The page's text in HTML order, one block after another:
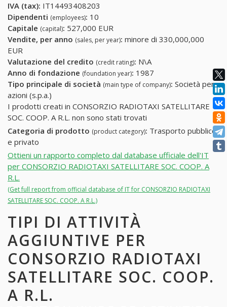
IVA (tax): IT14493408203
Dipendenti (employees): 10
Capitale (capital): 527,000 EUR
Vendite, per anno (sales, per year): minore di 330,000,000
EUR
Valutazione del credito (credit rating): N\A
Anno di fondazione (foundation year): 1987
Tipo principale di società (main type of company): Società per
azioni (s.p.a.)
I prodotti creati in CONSORZIO RADIOTAXI SATELLITARE
SOC. COOP. A R.L. non sono stati trovati
Categoria di prodotto (product category): Trasporto pubblico
e privato
Ottieni un rapporto completo dal database ufficiale dell'IT
per CONSORZIO RADIOTAXI SATELLITARE SOC. COOP. A
R.L.
(Get full report from official database of IT for CONSORZIO RADIOTAXI
SATELLITARE SOC. COOP. A R.L.)
TIPI DI ATTIVITÀ
AGGIUNTIVE PER
CONSORZIO RADIOTAXI
SATELLITARE SOC. COOP.
A R.L.